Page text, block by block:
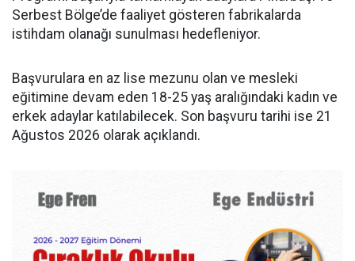
Serbest Bölge’de faaliyet gösteren fabrikalarda
istihdam olanağı sunulması hedefleniyor.
Başvurulara en az lise mezunu olan ve mesleki
eğitimine devam eden 18-25 yaş aralığındaki kadın ve
erkek adaylar katılabilecek. Son başvuru tarihi ise 21
Ağustos 2026 olarak açıklandı.